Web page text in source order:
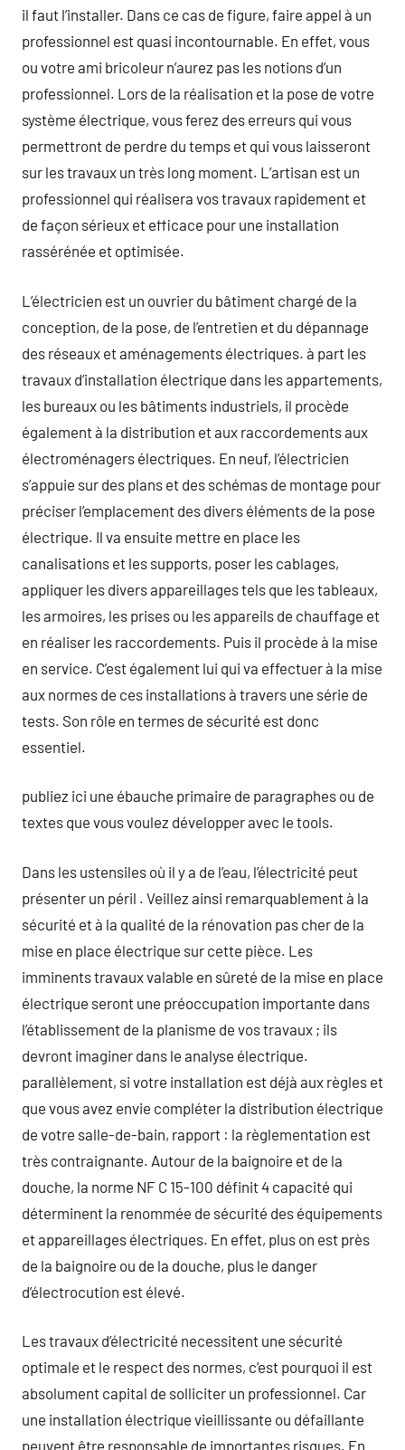
il faut l’installer. Dans ce cas de figure, faire appel à un
professionnel est quasi incontournable. En effet, vous
ou votre ami bricoleur n’aurez pas les notions d’un
professionnel. Lors de la réalisation et la pose de votre
système électrique, vous ferez des erreurs qui vous
permettront de perdre du temps et qui vous laisseront
sur les travaux un très long moment. L’artisan est un
professionnel qui réalisera vos travaux rapidement et
de façon sérieux et efficace pour une installation
rassérénée et optimisée.
L’électricien est un ouvrier du bâtiment chargé de la
conception, de la pose, de l’entretien et du dépannage
des réseaux et aménagements électriques. à part les
travaux d’installation électrique dans les appartements,
les bureaux ou les bâtiments industriels, il procède
également à la distribution et aux raccordements aux
électroménagers électriques. En neuf, l’électricien
s’appuie sur des plans et des schémas de montage pour
préciser l’emplacement des divers éléments de la pose
électrique. Il va ensuite mettre en place les
canalisations et les supports, poser les cablages,
appliquer les divers appareillages tels que les tableaux,
les armoires, les prises ou les appareils de chauffage et
en réaliser les raccordements. Puis il procède à la mise
en service. C’est également lui qui va effectuer à la mise
aux normes de ces installations à travers une série de
tests. Son rôle en termes de sécurité est donc
essentiel.
publiez ici une ébauche primaire de paragraphes ou de
textes que vous voulez développer avec le tools.
Dans les ustensiles où il y a de l’eau, l’électricité peut
présenter un péril . Veillez ainsi remarquablement à la
sécurité et à la qualité de la rénovation pas cher de la
mise en place électrique sur cette pièce. Les
imminents travaux valable en sûreté de la mise en place
électrique seront une préoccupation importante dans
l’établissement de la planisme de vos travaux ; ils
devront imaginer dans le analyse électrique.
parallèlement, si votre installation est déjà aux règles et
que vous avez envie compléter la distribution électrique
de votre salle-de-bain, rapport : la règlementation est
très contraignante. Autour de la baignoire et de la
douche, la norme NF C 15-100 définit 4 capacité qui
déterminent la renommée de sécurité des équipements
et appareillages électriques. En effet, plus on est près
de la baignoire ou de la douche, plus le danger
d’électrocution est élevé.
Les travaux d’électricité necessitent une sécurité
optimale et le respect des normes, c’est pourquoi il est
absolument capital de solliciter un professionnel. Car
une installation électrique vieillissante ou défaillante
peuvent être responsable de importantes risques. En